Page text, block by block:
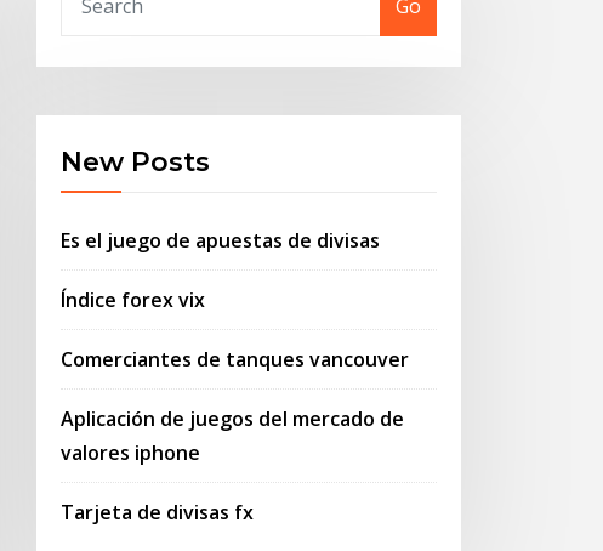
Go
New Posts
Es el juego de apuestas de divisas
Índice forex vix
Comerciantes de tanques vancouver
Aplicación de juegos del mercado de
valores iphone
Tarjeta de divisas fx